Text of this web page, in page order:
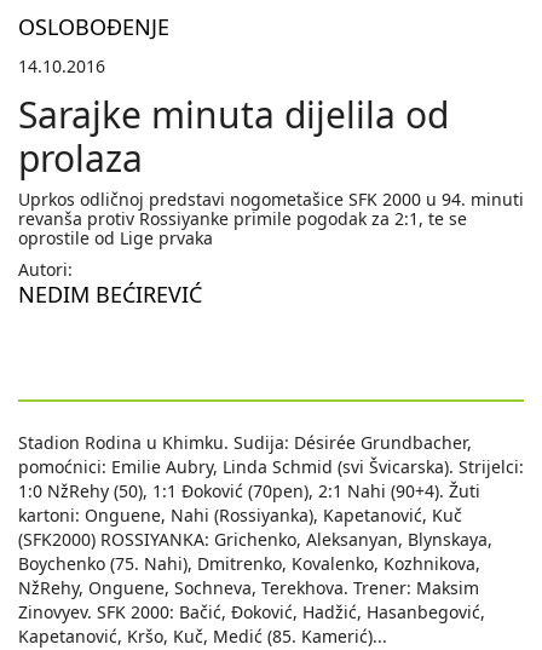
OSLOBOĐENJE
14.10.2016
Sarajke minuta dijelila od
prolaza
Uprkos odličnoj predstavi nogometašice SFK 2000 u 94. minuti
revanša protiv Rossiyanke primile pogodak za 2:1, te se
oprostile od Lige prvaka
Autori:
NEDIM BEĆIREVIĆ
Stadion Rodina u Khimku. Sudija: Désirée Grundbacher,
pomoćnici: Emilie Aubry, Linda Schmid (svi Švicarska). Strijelci:
1:0 NžRehy (50), 1:1 Đoković (70pen), 2:1 Nahi (90+4). Žuti
kartoni: Onguene, Nahi (Rossiyanka), Kapetanović, Kuč
(SFK2000) ROSSIYANKA: Grichenko, Aleksanyan, Blynskaya,
Boychenko (75. Nahi), Dmitrenko, Kovalenko, Kozhnikova,
NžRehy, Onguene, Sochneva, Terekhova. Trener: Maksim
Zinovyev. SFK 2000: Bačić, Đoković, Hadžić, Hasanbegović,
Kapetanović, Kršo, Kuč, Medić (85. Kamerić)...